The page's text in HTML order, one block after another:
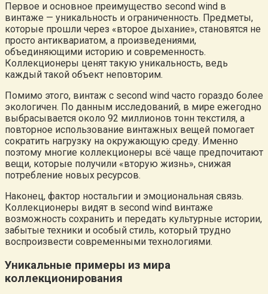
Первое и основное преимущество second wind в
винтаже — уникальность и ограниченность. Предметы,
которые прошли через «второе дыхание», становятся не
просто антиквариатом, а произведениями,
объединяющими историю и современность.
Коллекционеры ценят такую уникальность, ведь
каждый такой объект неповторим.
Помимо этого, винтаж с second wind часто гораздо более
экологичен. По данным исследований, в мире ежегодно
выбрасывается около 92 миллионов тонн текстиля, а
повторное использование винтажных вещей помогает
сократить нагрузку на окружающую среду. Именно
поэтому многие коллекционеры всё чаще предпочитают
вещи, которые получили «вторую жизнь», снижая
потребление новых ресурсов.
Наконец, фактор ностальгии и эмоциональная связь.
Коллекционеры видят в second wind винтаже
возможность сохранить и передать культурные истории,
забытые техники и особый стиль, который трудно
воспроизвести современными технологиями.
Уникальные примеры из мира
коллекционирования